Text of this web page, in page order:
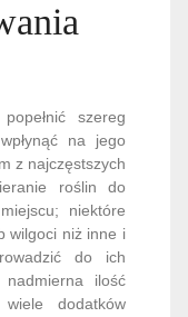
szereg
na jego
z najczęstszych
roślin do
niektóre
wilgoci niż inne i
do ich
nadmierna ilość
dodatków